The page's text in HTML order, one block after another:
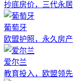
抄底房价，三代永居
葡萄牙
欧盟护照，永久房产
爱尔兰
教育投入，欧盟领先